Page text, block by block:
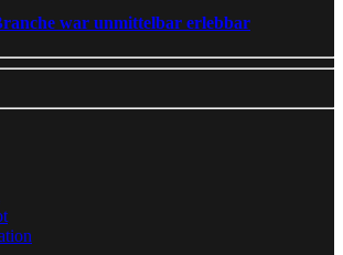
war unmittelbar erlebbar